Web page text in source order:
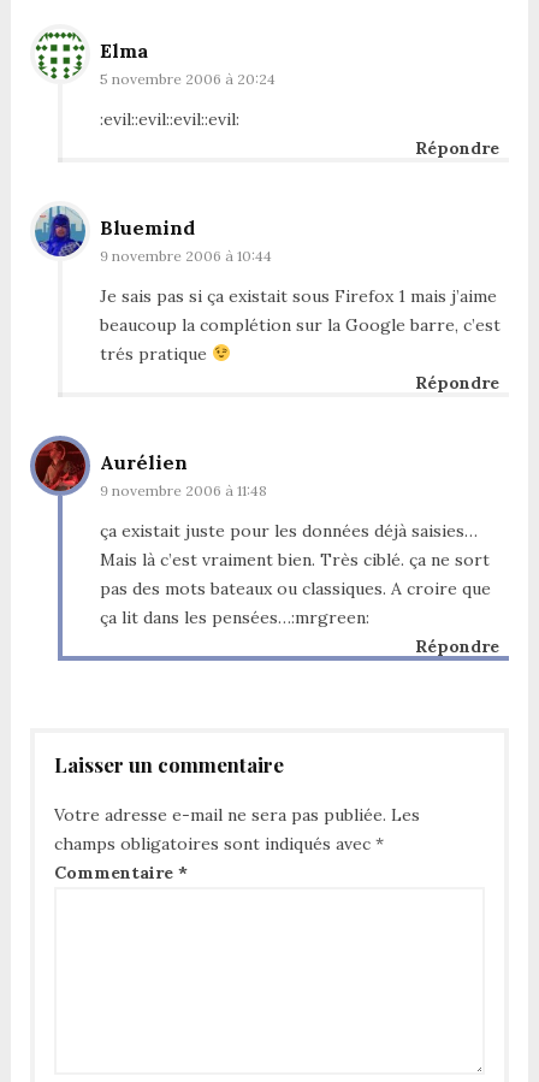
Elma
5 novembre 2006 à 20:24
:evil::evil::evil::evil:
Répondre
Bluemind
9 novembre 2006 à 10:44
Je sais pas si ça existait sous Firefox 1 mais j’aime
beaucoup la complétion sur la Google barre, c’est
trés pratique
Répondre
Aurélien
9 novembre 2006 à 11:48
ça existait juste pour les données déjà saisies…
Mais là c’est vraiment bien. Très ciblé. ça ne sort
pas des mots bateaux ou classiques. A croire que
ça lit dans les pensées…:mrgreen:
Répondre
Laisser un commentaire
Votre adresse e-mail ne sera pas publiée. Les
champs obligatoires sont indiqués avec *
Commentaire *